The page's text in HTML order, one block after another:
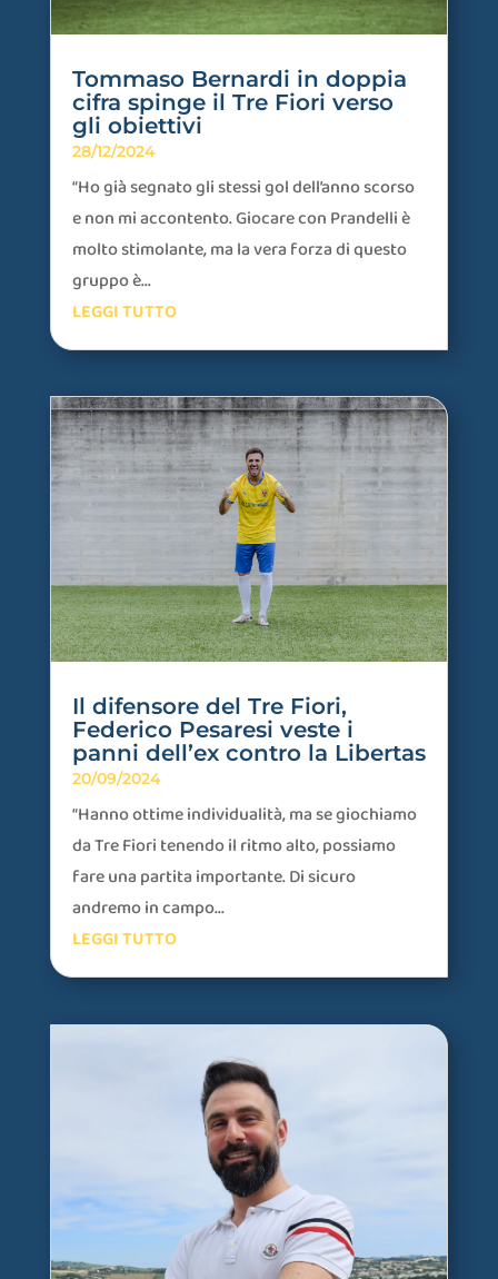
Tommaso Bernardi in doppia
cifra spinge il Tre Fiori verso
gli obiettivi
28/12/2024
“Ho già segnato gli stessi gol dell’anno scorso
e non mi accontento. Giocare con Prandelli è
molto stimolante, ma la vera forza di questo
gruppo è...
LEGGI TUTTO
Il difensore del Tre Fiori,
Federico Pesaresi veste i
panni dell’ex contro la Libertas
20/09/2024
“Hanno ottime individualità, ma se giochiamo
da Tre Fiori tenendo il ritmo alto, possiamo
fare una partita importante. Di sicuro
andremo in campo...
LEGGI TUTTO